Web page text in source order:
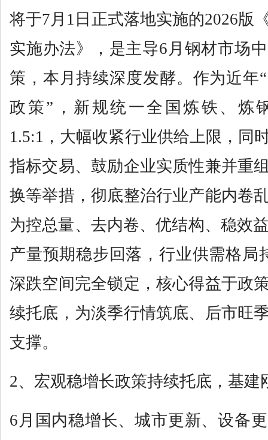
将于7月1日正式落地实施的2026版
实施办法》，是主导6月钢材市场
策，本月持续深度发酵。作为近年
政策”，新规统一全国炼铁、炼
1.5:1，大幅收紧行业供给上限，同
指标交易、鼓励企业实质性兼并重
换等举措，彻底整治行业产能内卷
为控总量、去内卷、优结构、稳效
产量预期稳步回落，行业供需格局
深跌空间完全锁定，核心得益于政
续托底，为淡季行情筑底、后市旺
支撑。
2、宏观稳增长政策持续托底，基建
6月国内稳增长、城市更新、设备